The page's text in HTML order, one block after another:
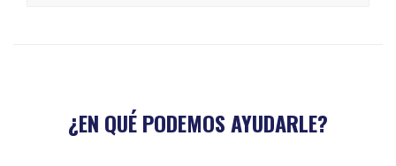
¿EN QUÉ PODEMOS AYUDARLE?